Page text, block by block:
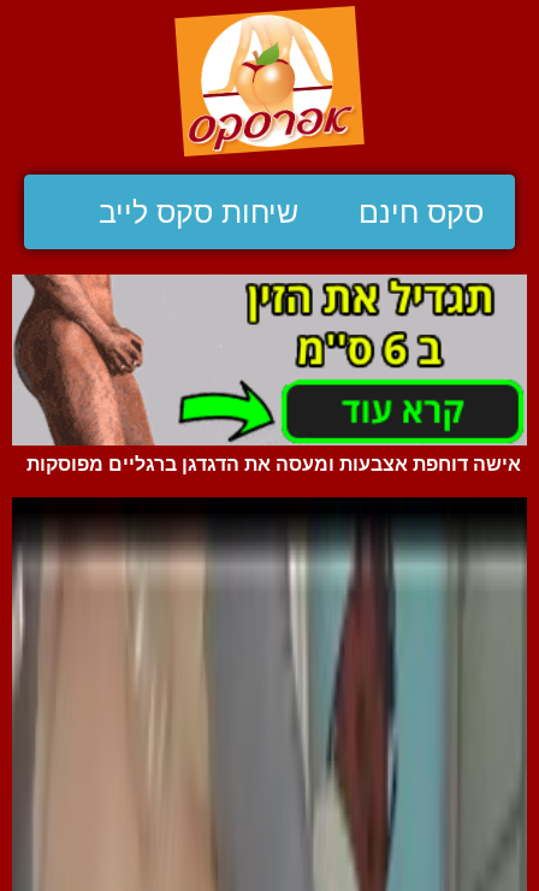
סקס חינם שיחות סקס לייב
אישה דוחפת אצבעות ומעסה את הדגדגן ברגליים מפוסקות